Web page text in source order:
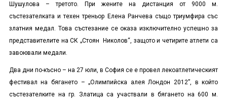
Шушулова – третото. При жените на дистанция от 9000 м.
състезателката и техен треньор Елена Ранчева също триумфира със
златния медал. Това състезание се оказа изключително успешно за
представителите на СК „Стоян Николов“, защото и четирите атлети са
завоювали медали.
Два дни по-късно – на 27 юли, в София се е провел лекоатлетическият
фестивал на бягането – „Олимпийска алея Лондон 2012”, в който
състезателките на гр. Златица са участвали в бягането на 600 м.